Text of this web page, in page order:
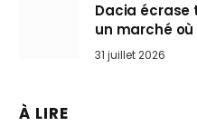
Dacia écrase
un marché
31 juillet 2026
À LIRE